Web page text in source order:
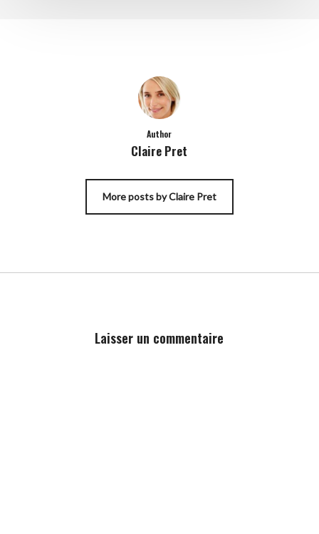
Author
Claire Pret
More posts by Claire Pret
Laisser un commentaire